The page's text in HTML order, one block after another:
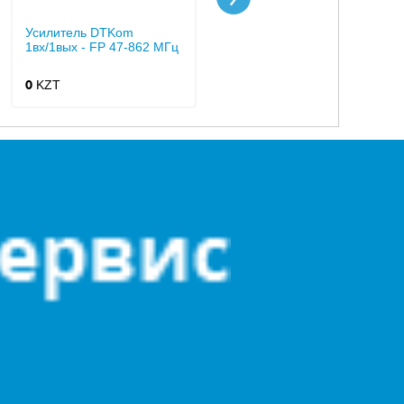
Усилитель DTKom
1вх/1вых - FP 47-862 МГц
0 KZT